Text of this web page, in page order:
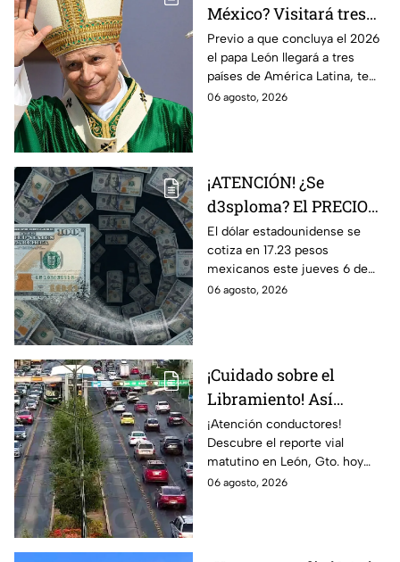
México? Visitará tres
países de América
Latina en noviembre de
este año 2026
Previo a que concluya el 2026
el papa León llegará a tres
países de América Latina, te
contamos los detalles.
06 agosto, 2026
¡ATENCIÓN! ¿Se
d3sploma? El PRECIO
del dólar vuelve a bajar
en Guanajuato: Así
amanece el tipo de
cambio HOY 6 de
El dólar estadounidense se
cotiza en 17.23 pesos
mexicanos este jueves 6 de
agosto de 2026, mostrando
06 agosto, 2026
¡Cuidado sobre el
Libramiento! Así
amanece el tráfico en
León, Gto., hoy jueves 6
de agosto; reporte EN
VIVO
¡Atención conductores!
Descubre el reporte vial
matutino en León, Gto. hoy
jueves 6 de agosto. ¡Evita el
06 agosto, 2026